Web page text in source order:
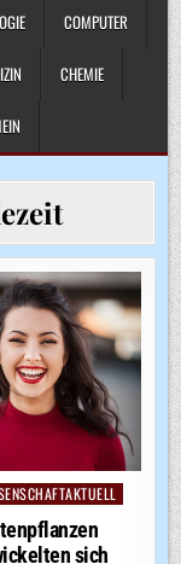
COMPUTER
CHEMIE
sich